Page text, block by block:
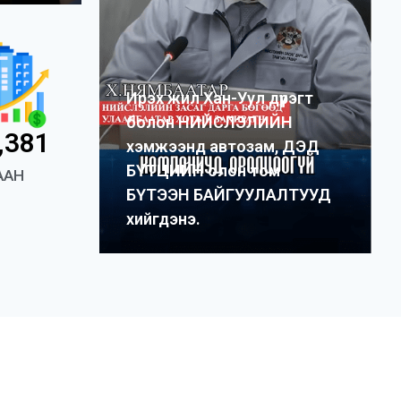
Ирэх жил Хан-Уул дүүрэгт
болон НИЙСЛЭЛИЙН
хэмжээнд автозам, ДЭД
БҮТЦИЙН олон том
БҮТЭЭН БАЙГУУЛАЛТУУД
хийгдэнэ.